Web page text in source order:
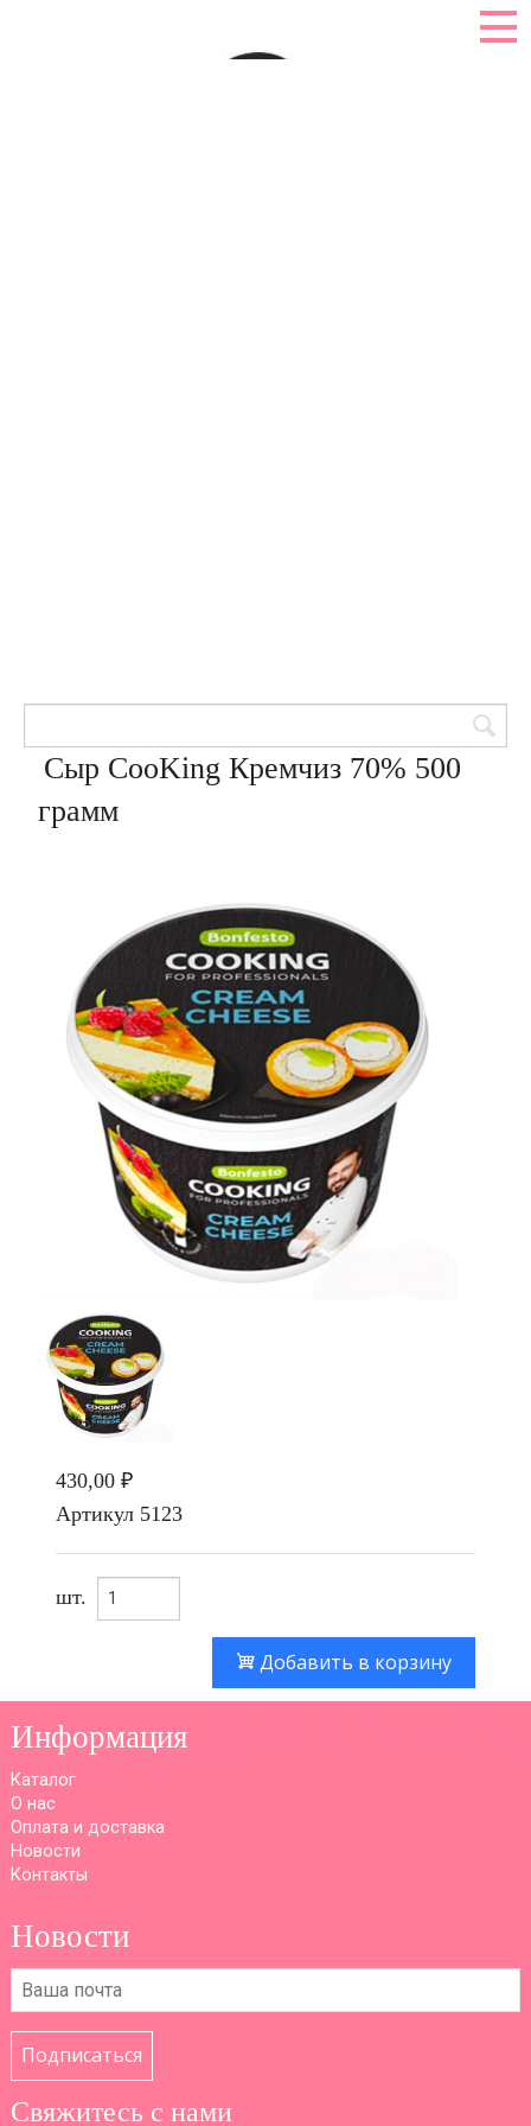
Сыр CooKing Кремчиз 70% 500
грамм
430,00 ₽
Артикул 5123
шт.
Добавить в корзину
Информация
Каталог
О нас
Оплата и доставка
Новости
Контакты
Новости
Подписаться
Свяжитесь с нами